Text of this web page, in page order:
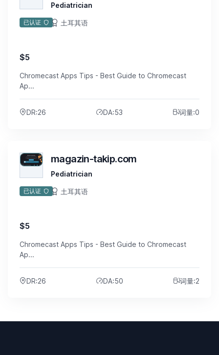
Pediatrician
已认证 土耳其语
$5
Chromecast Apps Tips - Best Guide to Chromecast
Ap...
DR:26 DA:53 词量:0
magazin-takip.com
Pediatrician
已认证 土耳其语
$5
Chromecast Apps Tips - Best Guide to Chromecast
Ap...
DR:26 DA:50 词量:2